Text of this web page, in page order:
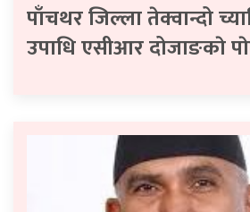
पाँचथर जिल्ला तेक्वान्दो
उपाधि एसीआर दोजाङकाे